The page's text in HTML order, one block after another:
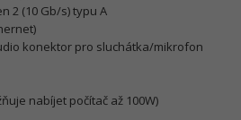
2 (10 Gb/s) typu A
konektor pro sluchátka/mikrofon
nabíjet počítač až 100W)